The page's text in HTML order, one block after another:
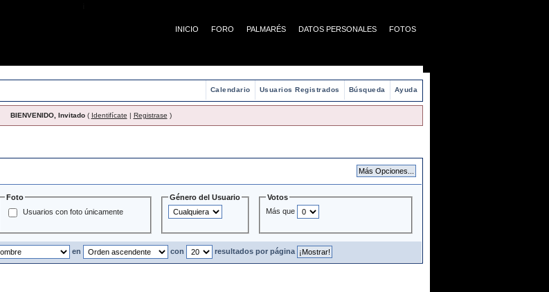
INICIO FORO PALMARÉS DATOS PERSONALES FOTOS
Ayuda
Búsqueda
Usuarios Registrados
Calendario
BIENVENIDO, Invitado( Identifícate | Registrase )
Foto
Usuarios con foto únicamente
Género del Usuario
Votos
Más que
en con resultados por página